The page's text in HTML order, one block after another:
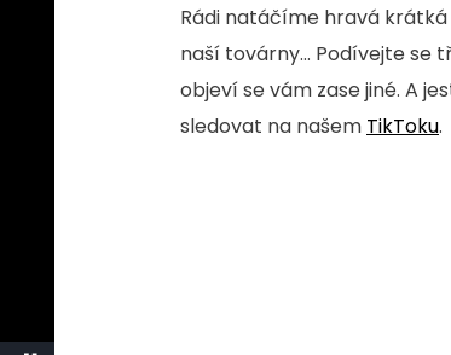
Rádi natáčíme hravá krátká
naší továrny... Podívejte se
objeví se vám zase jiné. A
sledovat na našem TikToku.